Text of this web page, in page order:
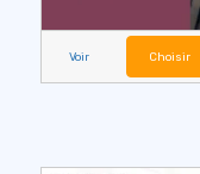
Voir Choisir